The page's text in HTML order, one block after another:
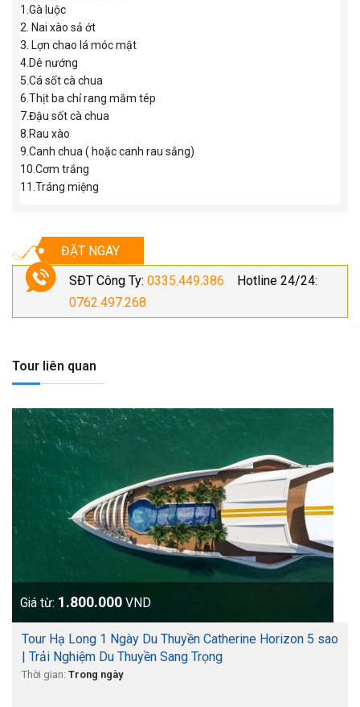
1.Gà luộc
2. Nai xào sả ớt
3. Lợn chao lá móc mật
4.Dê nướng
5.Cá sốt cà chua
6.Thịt ba chỉ rang mắm tép
7.Đậu sốt cà chua
8.Rau xào
9.Canh chua ( hoặc canh rau sắng)
10.Cơm trắng
11.Tráng miệng
ĐẶT NGAY
SĐT Công Ty: 0335.449.386 Hotline 24/24:
0762.497.268
Tour liên quan
Giá từ: 1.800.000 VND
Tour Hạ Long 1 Ngày Du Thuyền Catherine Horizon 5 sao
| Trải Nghiệm Du Thuyền Sang Trọng
Thời gian: Trong ngày